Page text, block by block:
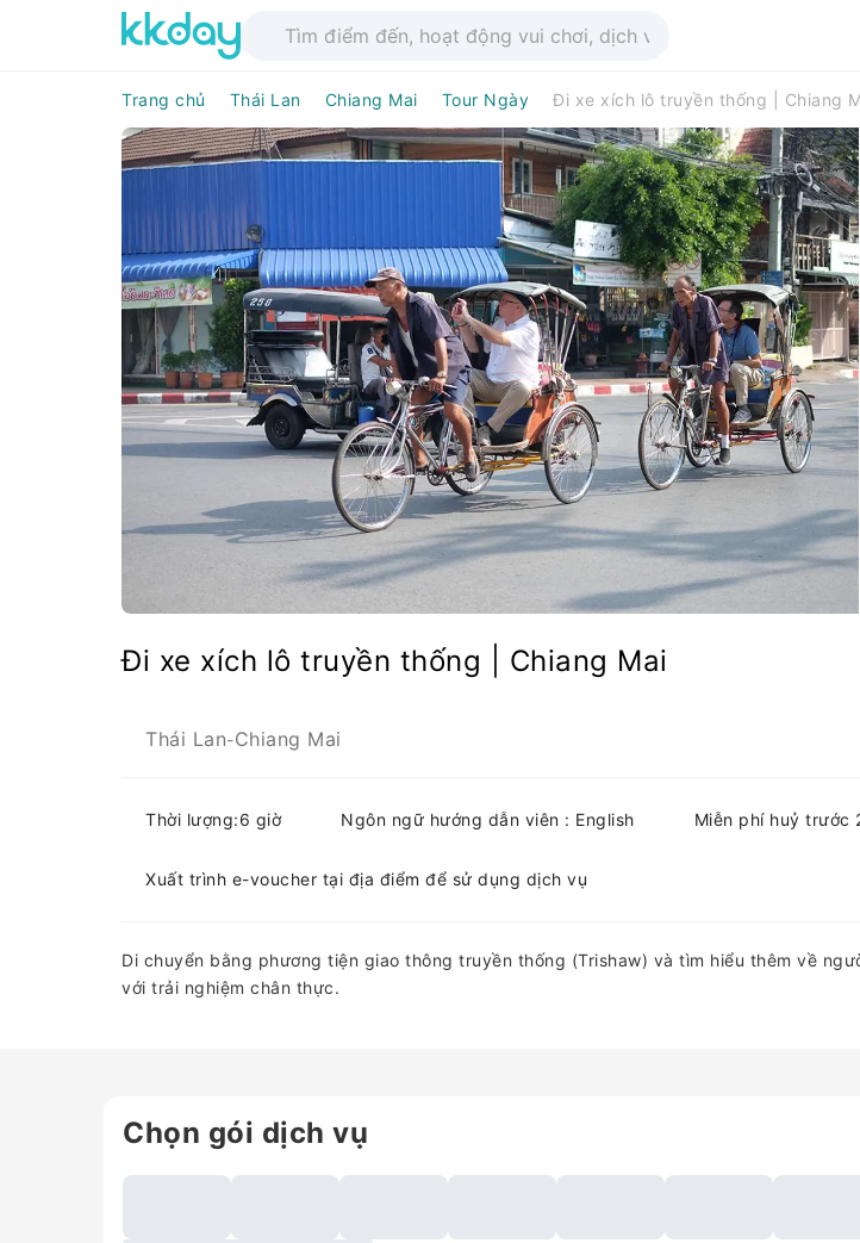
Trang chủ Thái Lan Chiang Mai Tour Ngày Đi xe xích lô truyền thống | Chiang
Đi xe xích lô truyền thống | Chiang Mai
Thái Lan-Chiang Mai
Thời lượng:6 giờ Ngôn ngữ hướng dẫn viên : English Miễn phí huỷ trước
Xuất trình e-voucher tại địa điểm để sử dụng dịch vụ
Di chuyển bằng phương tiện giao thông truyền thống (Trishaw) và tìm hiểu thêm về
với trải nghiệm chân thực.
Chọn gói dịch vụ